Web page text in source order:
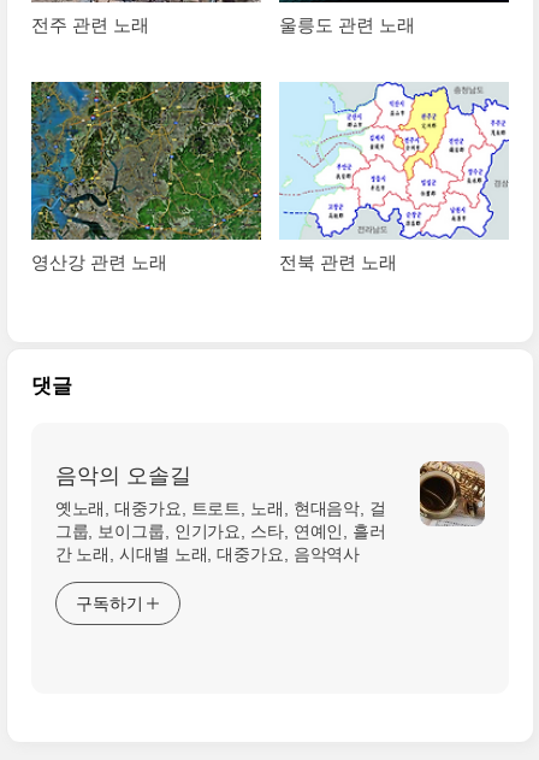
전주 관련 노래 울릉도 관련 노래
영산강 관련 노래 전북 관련 노래
댓글
음악의 오솔길
옛노래, 대중가요, 트로트, 노래, 현대음악, 걸
그룹, 보이그룹, 인기가요, 스타, 연예인, 흘러
간 노래, 시대별 노래, 대중가요, 음악역사
구독하기